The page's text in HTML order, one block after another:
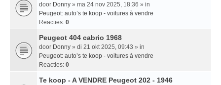
door Donny » ma 24 nov 2025, 18:36 » in
Peugeot: auto’s te koop - voitures à vendre
Reacties: 0
Peugeot 404 cabrio 1968
door Donny » di 21 okt 2025, 09:43 » in
Peugeot: auto’s te koop - voitures à vendre
Reacties: 0
Te koop - A VENDRE Peugeot 202 - 1946